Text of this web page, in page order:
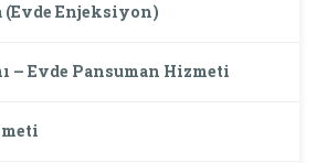
(Evde Enjeksiyon)
– Evde Pansuman Hizmeti